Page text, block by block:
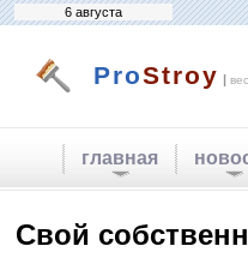
6 августа
ProStroy |
главная
Свой